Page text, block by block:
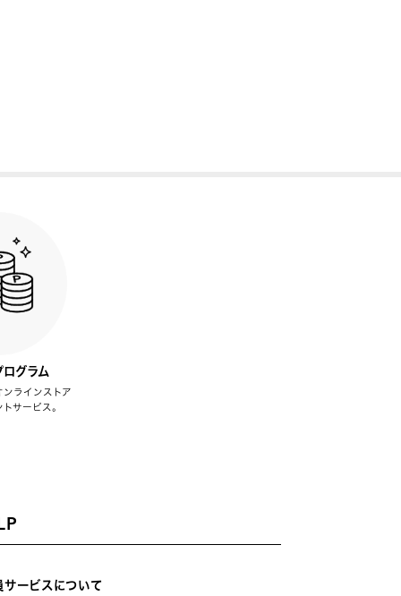
ログラム
ラインストア
サービス。
サービスについて